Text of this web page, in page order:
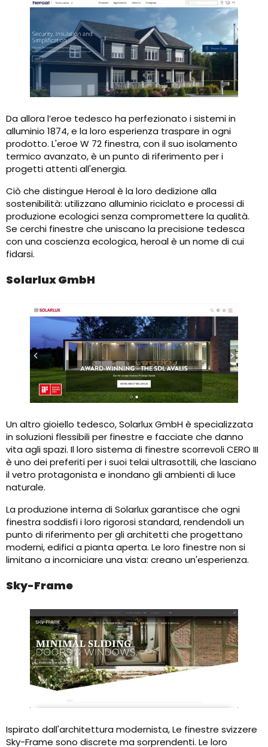
Da allora l’eroe tedesco ha perfezionato i sistemi in
alluminio 1874, e la loro esperienza traspare in ogni
prodotto. L'eroe W 72 finestra, con il suo isolamento
termico avanzato, è un punto di riferimento per i
progetti attenti all'energia.
Ciò che distingue Heroal è la loro dedizione alla
sostenibilità: utilizzano alluminio riciclato e processi di
produzione ecologici senza compromettere la qualità.
Se cerchi finestre che uniscano la precisione tedesca
con una coscienza ecologica, heroal è un nome di cui
fidarsi.
Solarlux GmbH
Un altro gioiello tedesco, Solarlux GmbH è specializzata
in soluzioni flessibili per finestre e facciate che danno
vita agli spazi. Il loro sistema di finestre scorrevoli CERO III
è uno dei preferiti per i suoi telai ultrasottili, che lasciano
il vetro protagonista e inondano gli ambienti di luce
naturale.
La produzione interna di Solarlux garantisce che ogni
finestra soddisfi i loro rigorosi standard, rendendoli un
punto di riferimento per gli architetti che progettano
moderni, edifici a pianta aperta. Le loro finestre non si
limitano a incorniciare una vista: creano un'esperienza.
Sky-Frame
Ispirato dall'architettura modernista, Le finestre svizzere
Sky-Frame sono discrete ma sorprendenti. Le loro